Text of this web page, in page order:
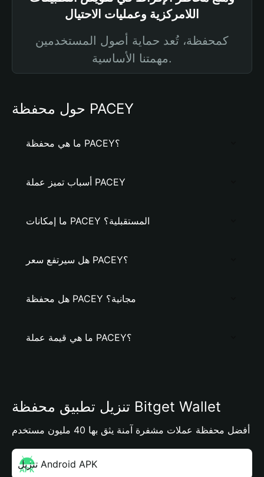
اللامركزية وعمليات الاحتيال
كمحفظة، تُعد حماية أصول المستخدمين
مهمتنا الأساسية.
حول محفظة PACEY
ما هي محفظة PACEY؟
أسباب تميز عملة PACEY
ما إمكانات PACEY المستقبلية؟
هل سيرتفع سعر PACEY؟
هل محفظة PACEY مجانية؟
ما هي قيمة عملة PACEY؟
تنزيل تطبيق محفظة Bitget Wallet
أفضل محفظة عملات مشفرة آمنة يثق بها 40 مليون مستخدم
تنزيل Android APK